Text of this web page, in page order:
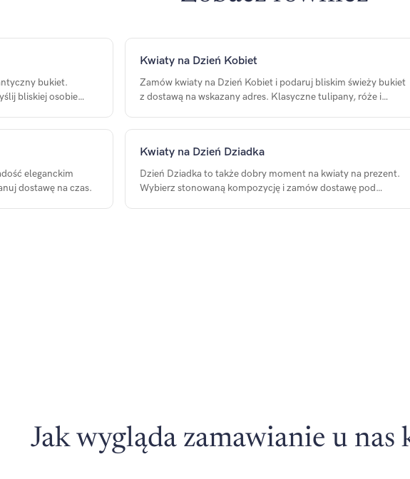
bukiet.
bliskiej osobie
Kwiaty na Dzień Kobiet
Zamów kwiaty na Dzień Kobiet i podaruj bliskim świeży bukiet
z dostawą na wskazany adres. Klasyczne tulipany, róże i
eleganckim
dostawę na czas.
Kwiaty na Dzień Dziadka
Dzień Dziadka to także dobry moment na kwiaty na prezent.
Wybierz stonowaną kompozycję i zamów dostawę pod
Jak wygląda zamawianie u nas